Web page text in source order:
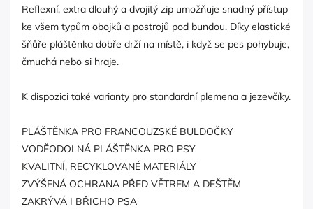
Reflexní, extra dlouhý a dvojitý zip umožňuje snadný přístup
ke všem typům obojků a postrojů pod bundou. Díky elastické
šňůře pláštěnka dobře drží na místě, i když se pes pohybuje,
čmuchá nebo si hraje.
K dispozici také varianty pro standardní plemena a jezevčíky.
PLÁŠTĚNKA PRO FRANCOUZSKÉ BULDOČKY
VODĚODOLNÁ PLÁŠTĚNKA PRO PSY
KVALITNÍ, RECYKLOVANÉ MATERIÁLY
ZVÝŠENÁ OCHRANA PŘED VĚTREM A DEŠTĚM
ZAKRÝVÁ I BŘICHO PSA